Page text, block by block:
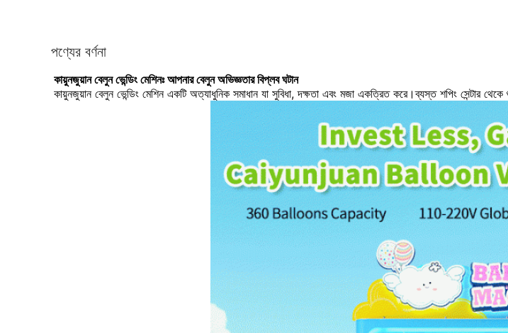
পণ্যের বর্ণনা
কায়ুনজুয়ান বেলুন ভেন্ডিং মেশিনঃ আপনার বেলুন অভিজ্ঞতার বিপ্লব ঘটান
কায়ুনজুয়ান বেলুন ভেন্ডিং মেশিন একটি অত্যাধুনিক সমাধান যা সুবিধা, দক্ষতা এবং মজা একত্রিত করে।ব্যস্ত শপিং সেন্টার